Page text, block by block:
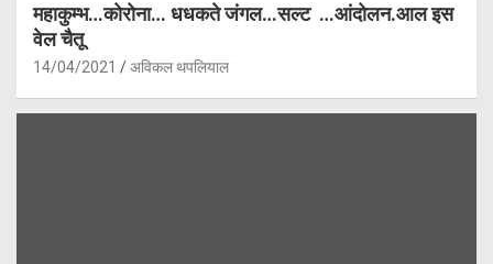
महाकुम्भ…कोरोना… धधकते जंगल…सल्ट …आंदोलन.आल इस
वेल चैतू
14/04/2021 अविकल थपलियाल